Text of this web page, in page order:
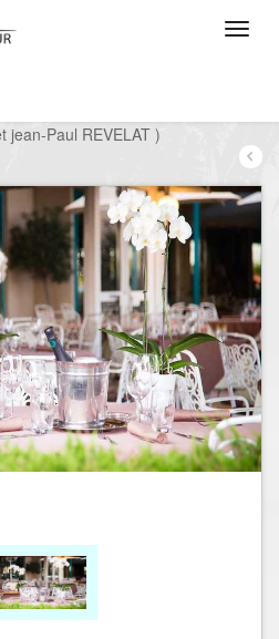
jean-Paul REVELAT )